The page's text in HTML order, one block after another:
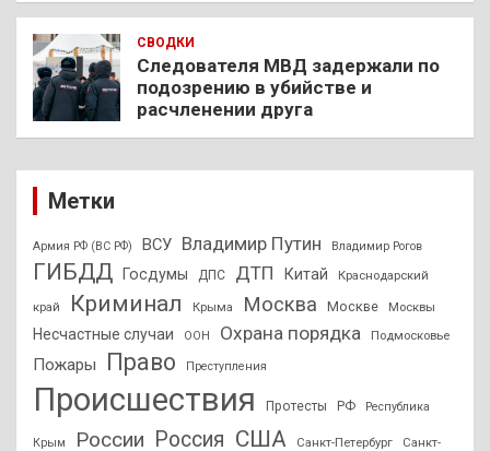
СВОДКИ
Следователя МВД задержали по
подозрению в убийстве и
расчленении друга
Метки
Армия РФ (ВС РФ) ВСУ Владимир Путин Владимир Рогов
ГИБДД Госдумы ДПС ДТП Китай Краснодарский
край Криминал Крыма Москва Москве Москвы
Несчастные случаи ООН Охрана порядка Подмосковье
Пожары Право Преступления
Происшествия Протесты РФ Республика
Крым России Россия США Санкт-Петербург
Санкт-